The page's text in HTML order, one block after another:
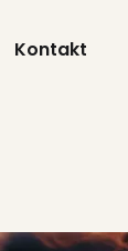
Kontakt